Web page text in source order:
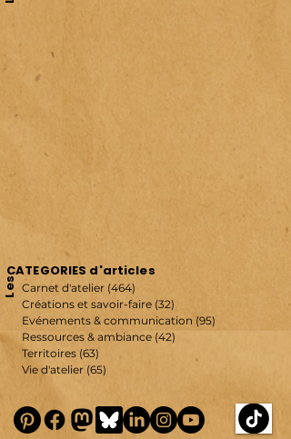
Carnet d'atelier (464)
Créations et savoir-faire (32)
Evénements & communication (95)
Ressources & ambiance (42)
Territoires (63)
Vie d'atelier (65)
Les
CATEGORIES d'articles